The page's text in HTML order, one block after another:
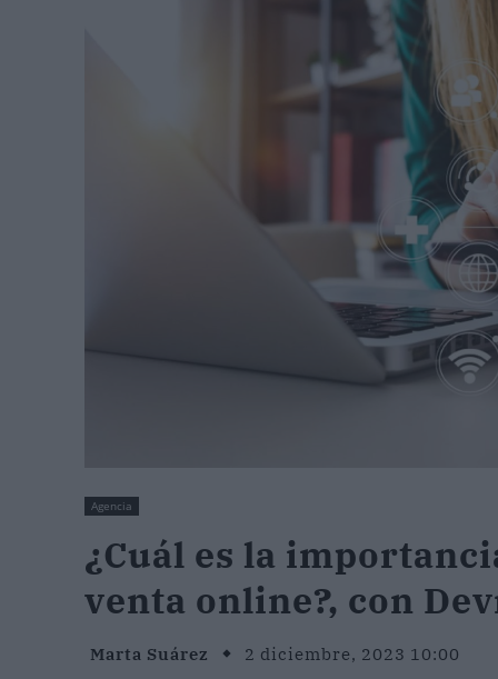
Agencia
¿Cuál es la
venta online?, con
Marta Suárez 2 diciembre, 2023 10:00